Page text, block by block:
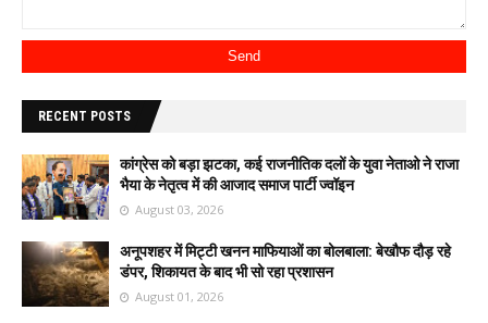
RECENT POSTS
कांग्रेस को बड़ा झटका, कई राजनीतिक दलों के युवा नेताओ ने राजा
भैया के नेतृत्व में की आजाद समाज पार्टी ज्वॉइन
August 03, 2026
अनूपशहर में मिट्टी खनन माफियाओं का बोलबाला: बेखौफ दौड़ रहे
डंपर, शिकायत के बाद भी सो रहा प्रशासन
August 01, 2026